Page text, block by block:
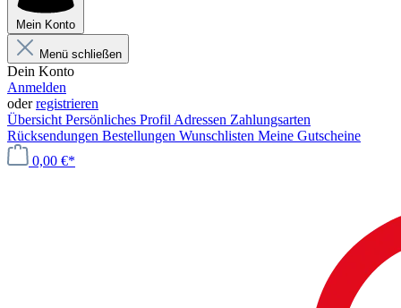
Mein Konto
Menü schließen
Dein Konto
Anmelden
oderregistrieren
Übersicht Persönliches Profil Adressen Zahlungsarten
Rücksendungen Bestellungen Wunschlisten Meine Gutscheine
0,00 €*